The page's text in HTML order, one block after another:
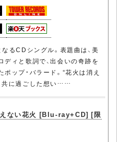
るCDシングル。表題曲は、美
ディと歌詞で、出会いの奇跡を
ップ・バラード。“花火は消え
共に過ごした想い……
ない花火 [Blu-ray+CD] [限